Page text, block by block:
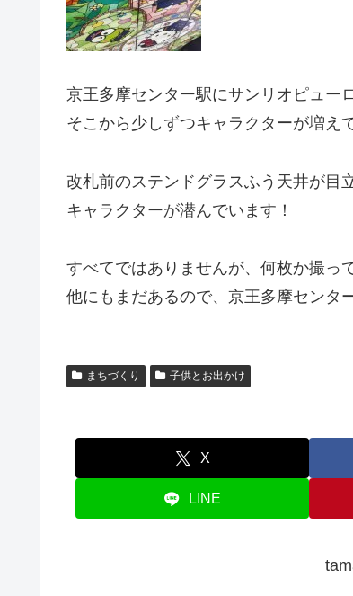
京王多摩センター駅にサンリオピュー
そこから少しずつキャラクターが増え
改札前のステンドグラスふう天井が目
キャラクターが潜んでいます！
すべてではありませんが、何枚か撮っ
他にもまだあるので、京王多摩センタ
まちづくり 子供とお出かけ
X
LINE